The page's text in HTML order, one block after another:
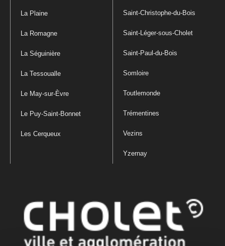
La Plaine
La Romagne
La Séguinière
La Tessoualle
Le May-sur-Èvre
Le Puy-Saint-Bonnet
Les Cerqueux
Saint-Christophe-du-Bois
Saint-Léger-sous-Cholet
Saint-Paul-du-Bois
Somloire
Toutlemonde
Trémentines
Vezins
Yzernay